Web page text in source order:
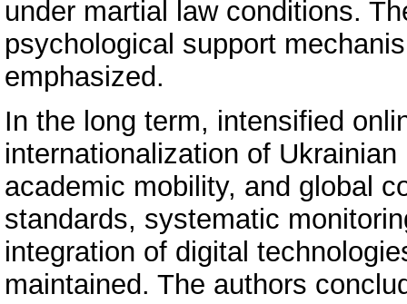
under martial law conditions.
psychological support
emphasized.
In the long term, intensified
internationalization of
academic mobility, and global
standards, systematic
integration of digital
maintained. The authors